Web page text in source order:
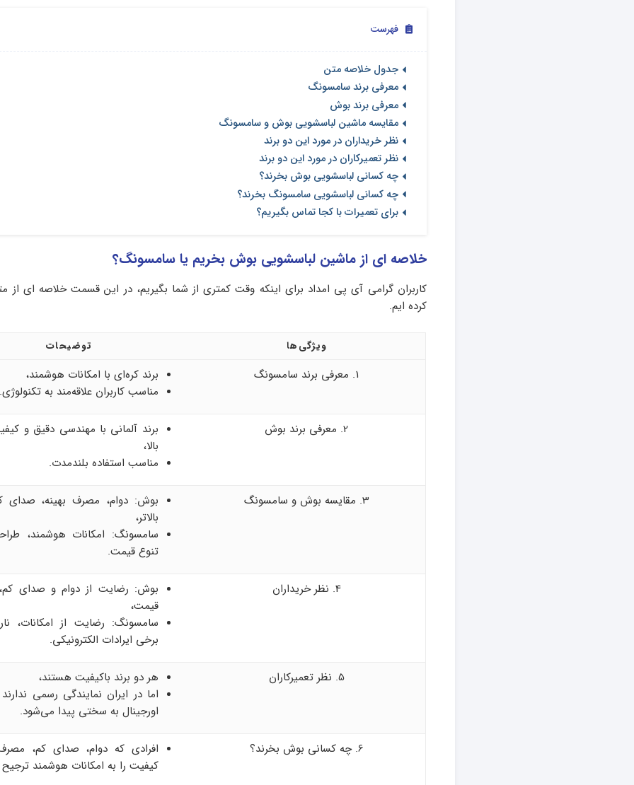
فهرست
جدول خلاصه متن
معرفی برند سامسونگ
معرفی برند بوش
مقایسه ماشین لباسشویی بوش و سامسونگ
نظر خریداران در مورد این دو برند
نظر تعمیرکاران در مورد این دو برند
چه کسانی لباسشویی بوش بخرند؟
چه کسانی لباسشویی سامسونگ بخرند؟
برای تعمیرات با کجا تماس بگیریم؟
خلاصه ای از ماشین لباسشویی بوش بخریم یا سامسونگ؟
کاربران گرامی آی‌ پی امداد برای اینکه وقت کمتری از شما بگیریم، در این قسمت خلاصه ای از
کرده ایم.
ویژگی‌‌ها توضیحات
1. معرفی برند سامسونگ
برند کره‌ای با امکانات هوشمند،
مناسب کاربران علاقه‌مند به
2. معرفی برند بوش
برند آلمانی با مهندسی دقیق و
بالا،
مناسب استفاده بلندمدت.
3. مقایسه بوش و سامسونگ
بوش: دوام، مصرف بهینه، صدای
بالاتر،
سامسونگ: امکانات هوشمند،
تنوع قیمت.
4. نظر خریداران
بوش: رضایت از دوام و صدای کم،
قیمت،
سامسونگ: رضایت از امکانات،
برخی ایرادات الکترونیکی.
5. نظر تعمیرکاران
هر دو برند باکیفیت هستند،
اما در ایران نمایندگی رسمی
اورجینال به سختی پیدا می‌شود.
6. چه کسانی بوش بخرند؟
افرادی که دوام، صدای کم،
کیفیت را به امکانات هوشمند